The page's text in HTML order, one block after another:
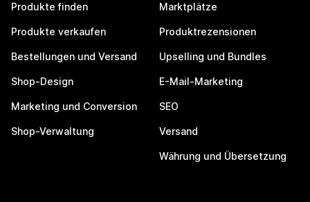
Produkte finden
Produkte verkaufen
Bestellungen und Versand
Shop-Design
Marketing und Conversion
Shop-Verwaltung
Marktplätze
Produktrezensionen
Upselling und Bundles
E-Mail-Marketing
SEO
Versand
Währung und Übersetzung